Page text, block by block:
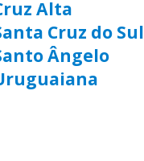
Alta
Cruz do Sul
Ângelo